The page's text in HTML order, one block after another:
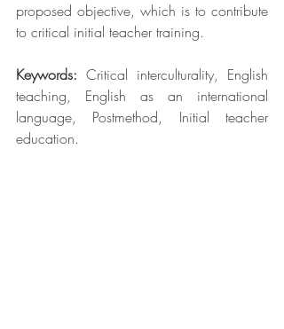
proposed objective, which is to contribute
to critical initial teacher training.
Keywords: Critical interculturality, English
teaching, English as an international
language, Postmethod, Initial teacher
education.